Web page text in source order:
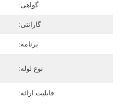
گواهی:
گارانتی:
برنامه:
نوع لوله:
قابلیت ارائه: